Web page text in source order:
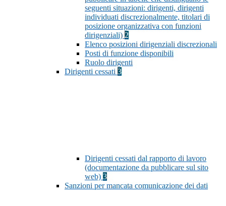
seguenti situazioni: dirigenti, dirigenti
individuati discrezionalmente, titolari di
posizione organizzativa con funzioni
dirigenziali) 2
Elenco posizioni dirigenziali discrezionali
Posti di funzione disponibili
Ruolo dirigenti
Dirigenti cessati 3
Dirigenti cessati dal rapporto di lavoro
(documentazione da pubblicare sul sito
web) 3
Sanzioni per mancata comunicazione dei dati